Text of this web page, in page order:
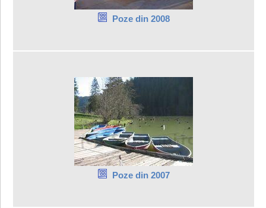
Poze din 2008
Poze din 2007